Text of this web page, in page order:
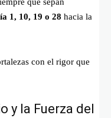
1, 10, 19 o 28 hacia la
con el rigor que
y la Fuerza del